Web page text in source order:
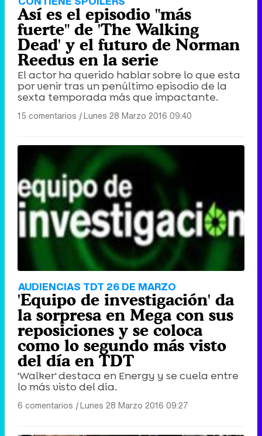
Así es el episodio "más
fuerte" de 'The Walking
Dead' y el futuro de Norman
Reedus en la serie
El actor ha querido hablar sobre lo que esta
por venir tras un penúltimo episodio de la
sexta temporada más que impactante.
15 comentarios |Lunes 28 Marzo 2016 09:40
AUDIENCIAS TDT 26 DE MARZO
'Equipo de investigación' da
la sorpresa en Mega con sus
reposiciones y se coloca
como lo segundo más visto
del día en TDT
'Walker' destaca en Energy y se cuela entre
lo más visto del día.
6 comentarios |Lunes 28 Marzo 2016 09:27